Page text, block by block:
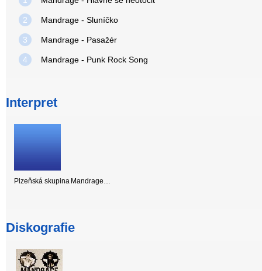
2 Mandrage - Sluníčko
3 Mandrage - Pasažér
4 Mandrage - Punk Rock Song
Interpret
Plzeňská skupina Mandrage…
Diskografie